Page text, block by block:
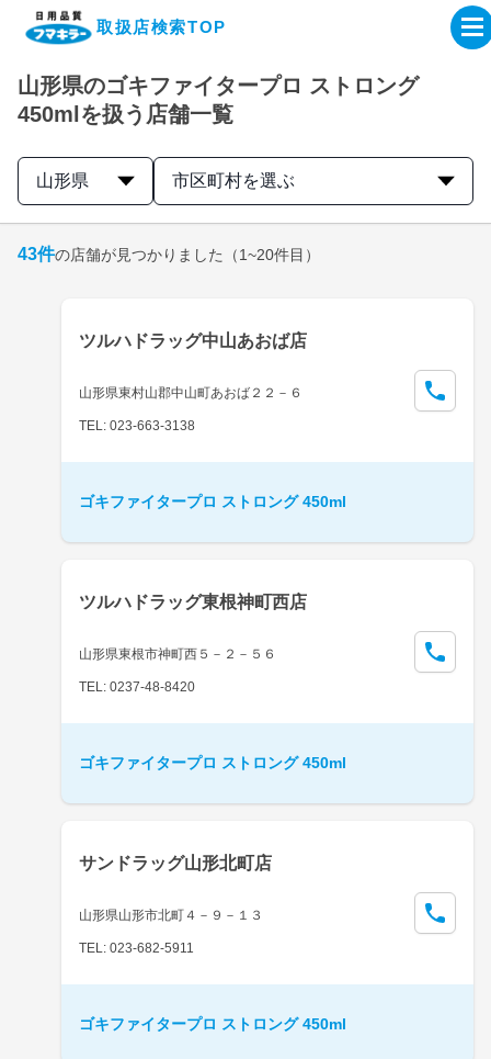
取扱店検索TOP
企業・IR情報サイト
製品情報サイト
取扱店検索はこちら
山形県のゴキファイタープロ ストロング
450mlを扱う店舗一覧
山形県 市区町村を選ぶ
43件の店舗が見つかりました （1~20件目）
ツルハドラッグ中山あおば店
山形県東村山郡中山町あおば２２－６
TEL: 023-663-3138
ゴキファイタープロ ストロング 450ml
ツルハドラッグ東根神町西店
山形県東根市神町西５－２－５６
TEL: 0237-48-8420
ゴキファイタープロ ストロング 450ml
サンドラッグ山形北町店
山形県山形市北町４－９－１３
TEL: 023-682-5911
ゴキファイタープロ ストロング 450ml